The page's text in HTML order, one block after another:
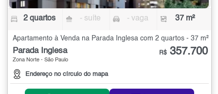
2 quartos - suíte - vaga 37 m²
Apartamento à Venda na Parada Inglesa com 2 quartos - 37 m²
Parada Inglesa
Zona Norte - São Paulo
Endereço no círculo do mapa
R$ 357.700